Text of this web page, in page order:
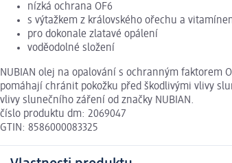
nízká ochrana OF6
s výtažkem z královského ořechu a
pro dokonale zlatavé opálení
voděodolné složení
NUBIAN olej na opalování s ochranným faktorem
pomáhají chránit pokožku před škodlivými vlivy
vlivy slunečního záření od značky NUBIAN.
číslo produktu dm: 2069047
GTIN: 8586000083325